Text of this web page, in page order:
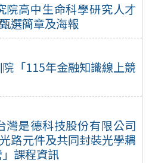
院高中生命科學研究人才
選簡章及海報
「115年金融知識線上競
灣是德科技股份有限公司
路元件及共同封裝光學耦
課程資訊